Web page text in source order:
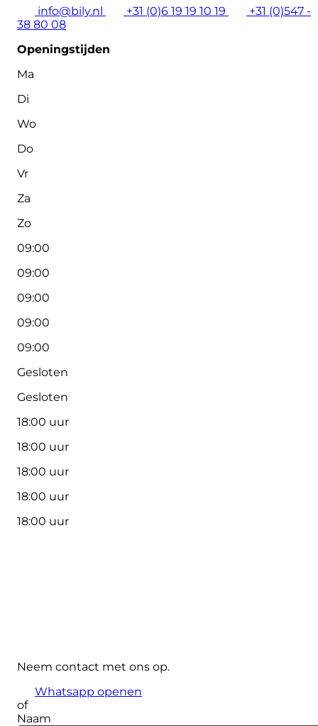
info@bily.nl
+31 (0)6 19 19 10 19
+31 (0)547 -
38 80 08
Openingstijden
Ma
Di
Wo
Do
Vr
Za
Zo
09:00
09:00
09:00
09:00
09:00
Gesloten
Gesloten
18:00 uur
18:00 uur
18:00 uur
18:00 uur
18:00 uur
Neem contact met ons op.
Whatsapp openen
of
Naam